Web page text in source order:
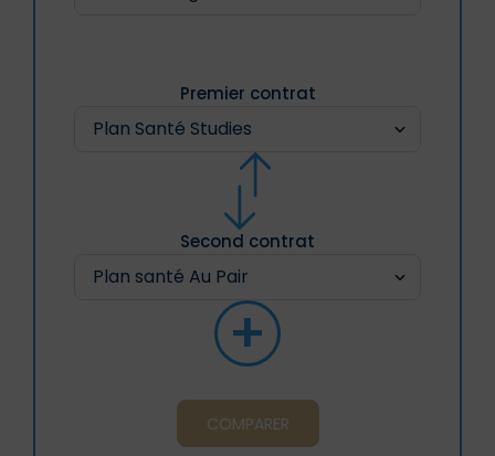
Premier contrat
Second contrat
+
COMPARER